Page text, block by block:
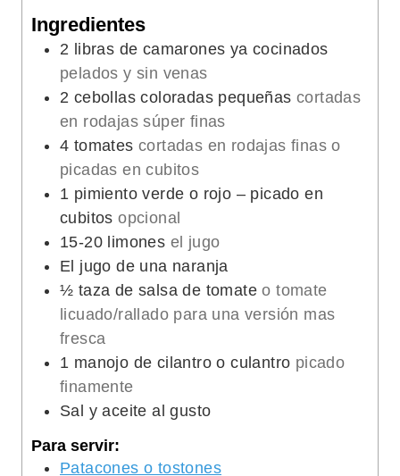
Ingredientes
2 libras de camarones ya cocinados
pelados y sin venas
2 cebollas coloradas pequeñas cortadas
en rodajas súper finas
4 tomates cortadas en rodajas finas o
picadas en cubitos
1 pimiento verde o rojo – picado en
cubitos opcional
15-20 limones el jugo
El jugo de una naranja
½ taza de salsa de tomate o tomate
licuado/rallado para una versión mas
fresca
1 manojo de cilantro o culantro picado
finamente
Sal y aceite al gusto
Para servir:
Patacones o tostones